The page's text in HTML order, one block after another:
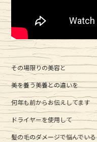
その場限りの美容と
美を養う美養との違いを
何年も前からお伝えしてます
ドライヤーを使用して
髪の毛のダメージで悩んでいる